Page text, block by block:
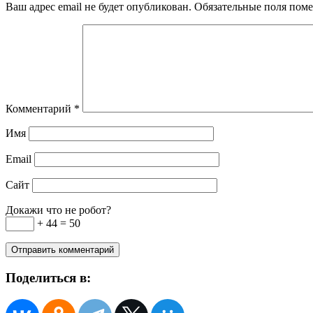
Ваш адрес email не будет опубликован. Обязательные поля
Комментарий *
Имя
Email
Сайт
Докажи что не робот?
+ 44 = 50
Поделиться в: